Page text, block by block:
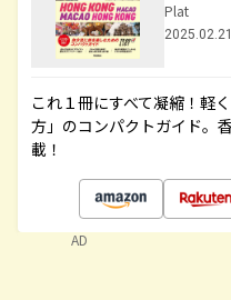
Plat
これ１冊にすべて凝縮！軽
方」のコンパクトガイド。
載！
AD